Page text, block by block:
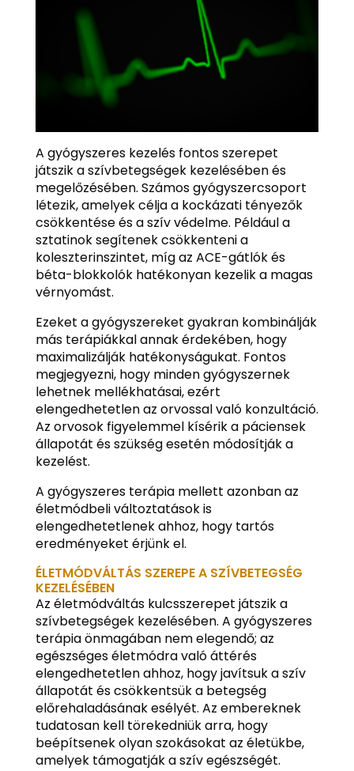
A gyógyszeres kezelés fontos szerepet
játszik a szívbetegségek kezelésében és
megelőzésében. Számos gyógyszercsoport
létezik, amelyek célja a kockázati tényezők
csökkentése és a szív védelme. Például a
sztatinok segítenek csökkenteni a
koleszterinszintet, míg az ACE-gátlók és
béta-blokkolók hatékonyan kezelik a magas
vérnyomást.
Ezeket a gyógyszereket gyakran kombinálják
más terápiákkal annak érdekében, hogy
maximalizálják hatékonyságukat. Fontos
megjegyezni, hogy minden gyógyszernek
lehetnek mellékhatásai, ezért
elengedhetetlen az orvossal való konzultáció.
Az orvosok figyelemmel kísérik a páciensek
állapotát és szükség esetén módosítják a
kezelést.
A gyógyszeres terápia mellett azonban az
életmódbeli változtatások is
elengedhetetlenek ahhoz, hogy tartós
eredményeket érjünk el.
ÉLETMÓDVÁLTÁS SZEREPE A SZÍVBETEGSÉG
KEZELÉSÉBEN
Az életmódváltás kulcsszerepet játszik a
szívbetegségek kezelésében. A gyógyszeres
terápia önmagában nem elegendő; az
egészséges életmódra való áttérés
elengedhetetlen ahhoz, hogy javítsuk a szív
állapotát és csökkentsük a betegség
előrehaladásának esélyét. Az embereknek
tudatosan kell törekedniük arra, hogy
beépítsenek olyan szokásokat az életükbe,
amelyek támogatják a szív egészségét.